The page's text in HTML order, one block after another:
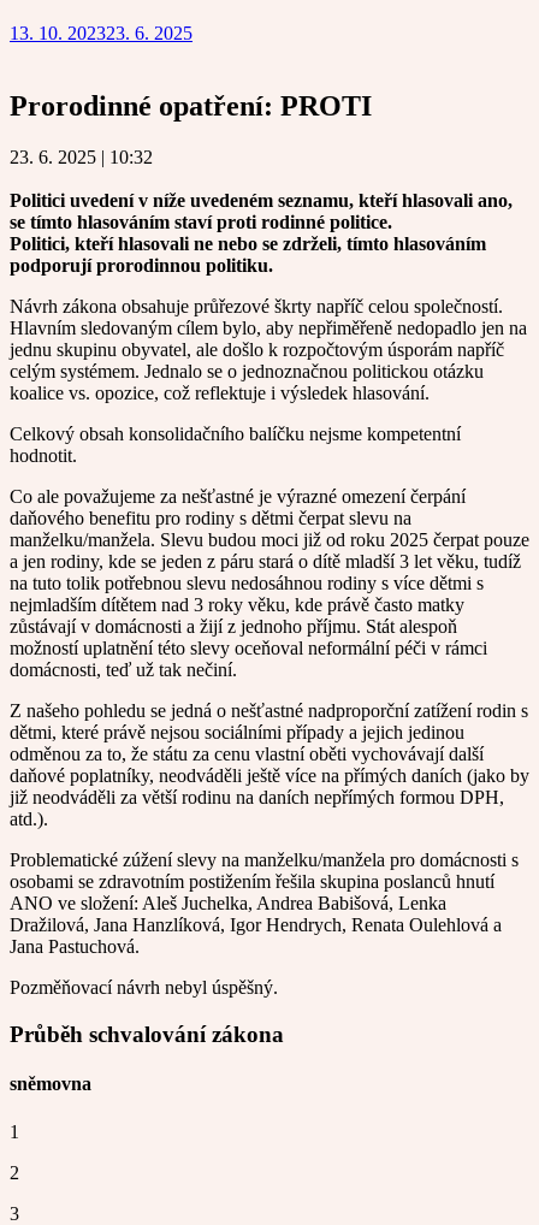
13. 10. 202323. 6. 2025
Prorodinné opatření: PROTI
23. 6. 2025 | 10:32
Politici uvedení v níže uvedeném seznamu, kteří hlasovali ano,
se tímto hlasováním staví proti rodinné politice.
Politici, kteří hlasovali ne nebo se zdrželi, tímto hlasováním
podporují prorodinnou politiku.
Návrh zákona obsahuje průřezové škrty napříč celou společností.
Hlavním sledovaným cílem bylo, aby nepřiměřeně nedopadlo jen na
jednu skupinu obyvatel, ale došlo k rozpočtovým úsporám napříč
celým systémem. Jednalo se o jednoznačnou politickou otázku
koalice vs. opozice, což reflektuje i výsledek hlasování.
Celkový obsah konsolidačního balíčku nejsme kompetentní
hodnotit.
Co ale považujeme za nešťastné je výrazné omezení čerpání
daňového benefitu pro rodiny s dětmi čerpat slevu na
manželku/manžela. Slevu budou moci již od roku 2025 čerpat pouze
a jen rodiny, kde se jeden z páru stará o dítě mladší 3 let věku, tudíž
na tuto tolik potřebnou slevu nedosáhnou rodiny s více dětmi s
nejmladším dítětem nad 3 roky věku, kde právě často matky
zůstávají v domácnosti a žijí z jednoho příjmu. Stát alespoň
možností uplatnění této slevy oceňoval neformální péči v rámci
domácnosti, teď už tak nečiní.
Z našeho pohledu se jedná o nešťastné nadproporční zatížení rodin s
dětmi, které právě nejsou sociálními případy a jejich jedinou
odměnou za to, že státu za cenu vlastní oběti vychovávají další
daňové poplatníky, neodváděli ještě více na přímých daních (jako by
již neodváděli za větší rodinu na daních nepřímých formou DPH,
atd.).
Problematické zúžení slevy na manželku/manžela pro domácnosti s
osobami se zdravotním postižením řešila skupina poslanců hnutí
ANO ve složení: Aleš Juchelka, Andrea Babišová, Lenka
Dražilová, Jana Hanzlíková, Igor Hendrych, Renata Oulehlová a
Jana Pastuchová.
Pozměňovací návrh nebyl úspěšný.
Průběh schvalování zákona
sněmovna
1
2
3